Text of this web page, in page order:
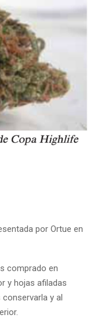
por Ortue en
comprado en
y hojas afiladas
y al